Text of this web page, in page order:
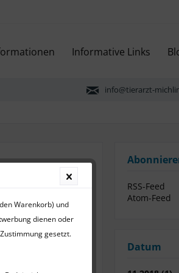
Informative Links
info@tierarzt-
RSS-Feed
Atom-Feed
Datum
Warenkorb) und
dienen oder
gesetzt.